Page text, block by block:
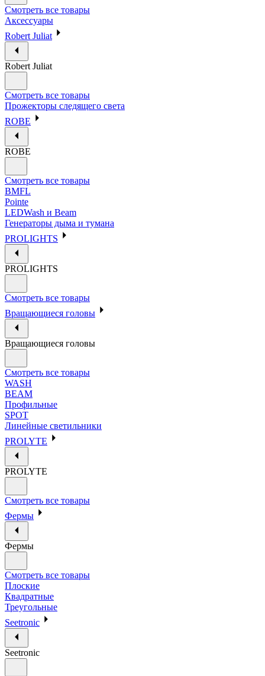
Смотреть все товары
Аксессуары
Robert Juliat
Robert Juliat
Смотреть все товары
Прожекторы следящего света
ROBE
ROBE
Смотреть все товары
BMFL
Pointe
LEDWash и Beam
Генераторы дыма и тумана
PROLIGHTS
PROLIGHTS
Смотреть все товары
Вращающиеся головы
Вращающиеся головы
Смотреть все товары
WASH
BEAM
Профильные
SPOT
Линейные светильники
PROLYTE
PROLYTE
Смотреть все товары
Фермы
Фермы
Смотреть все товары
Плоские
Квадратные
Треугольные
Seetronic
Seetronic